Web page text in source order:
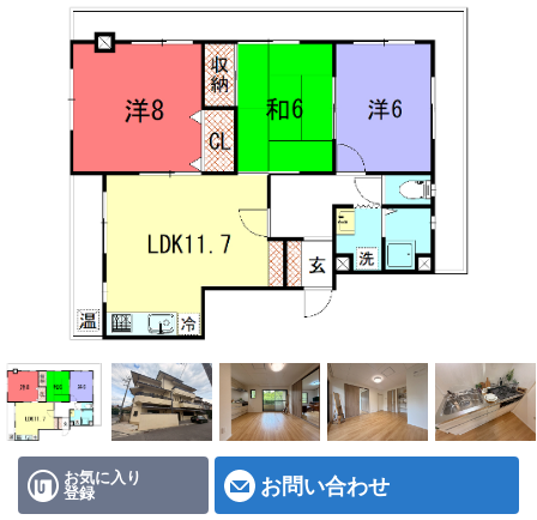
京都大学＆京都芸術大学生さんに
書類DL & 入居者さまへ
家族で住むならマンション？賃家？
一人暮らしの物件特集
ペット相談OKの賃貸！
特選物件
ハウスメーカー施工特集！
路線·駅から探す
IT重説について
お気に入り
登録 お問い合わせ